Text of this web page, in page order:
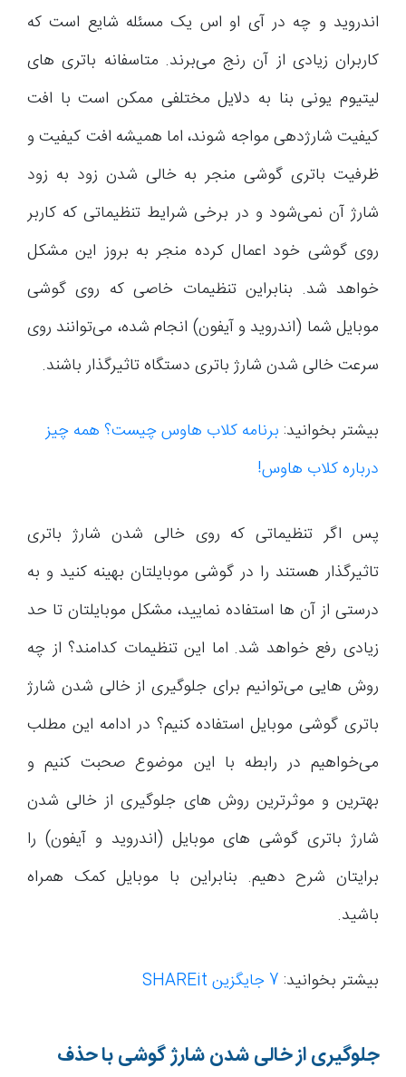
اندروید و چه در آی او اس یک مسئله شایع است که
کاربران زیادی از آن رنج می‌برند. متاسفانه باتری های
لیتیوم یونی بنا به دلایل مختلفی ممکن است با افت
کیفیت شارژدهی مواجه شوند، اما همیشه افت کیفیت و
ظرفیت باتری گوشی منجر به خالی شدن زود به زود
شارژ آن نمی‌شود و در برخی شرایط تنظیماتی که کاربر
روی گوشی خود اعمال کرده منجر به بروز این مشکل
خواهد شد. بنابراین تنظیمات خاصی که روی گوشی
موبایل شما (اندروید و آیفون) انجام شده، می‌توانند روی
سرعت خالی شدن شارژ باتری دستگاه تاثیرگذار باشند.
بیشتر بخوانید: برنامه کلاب هاوس چیست؟ همه چیز
درباره کلاب هاوس!
پس اگر تنظیماتی که روی خالی شدن شارژ باتری
تاثیرگذار هستند را در گوشی موبایلتان بهینه کنید و به
درستی از آن ها استفاده نمایید، مشکل موبایلتان تا حد
زیادی رفع خواهد شد. اما این تنظیمات کدامند؟ از چه
روش هایی می‌توانیم برای جلوگیری از خالی شدن شارژ
باتری گوشی موبایل استفاده کنیم؟ در ادامه این مطلب
می‌خواهیم در رابطه با این موضوع صحبت کنیم و
بهترین و موثرترین روش های جلوگیری از خالی شدن
شارژ باتری گوشی های موبایل (اندروید و آیفون) را
برایتان شرح دهیم. بنابراین با موبایل کمک همراه
باشید.
بیشتر بخوانید: 7 جایگزین SHAREit
جلوگیری از خالی شدن شارژ گوشی با حذف